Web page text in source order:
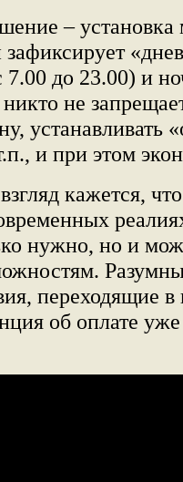
– установка
зафиксирует
7.00 до 23.00) и
не
устанавливать
и при этом
кажется,
нужно, но и
переходящие
об оплате